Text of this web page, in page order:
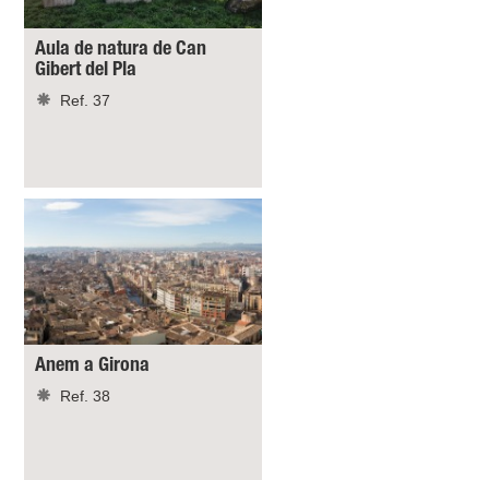
Aula de natura de Can
Gibert del Pla
Ref. 37
Anem a Girona
Ref. 38